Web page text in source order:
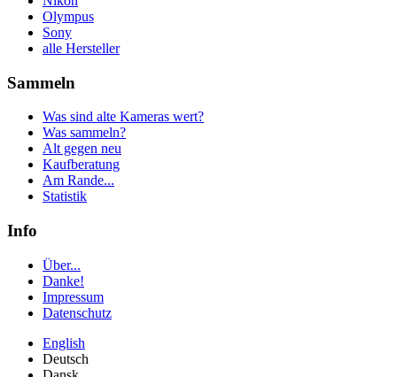
Olympus
Sony
alle Hersteller
Sammeln
Was sind alte Kameras wert?
Was sammeln?
Alt gegen neu
Kaufberatung
Am Rande...
Statistik
Info
Über...
Danke!
Impressum
Datenschutz
English
Deutsch